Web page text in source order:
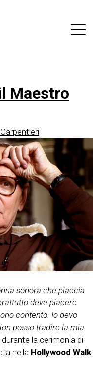
Maestro
sonora che piaccia
deve piacere
contento. Io devo
posso tradire la mia
durante la cerimonia di
nella Hollywood Walk